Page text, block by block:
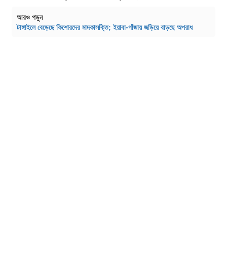
আরও পড়ুন
টাঙ্গাইলে বেড়েছে কিশোরদের মাদকাসক্তি; ইয়াবা-গাঁজায় জড়িয়ে বাড়ছে অপরাধ